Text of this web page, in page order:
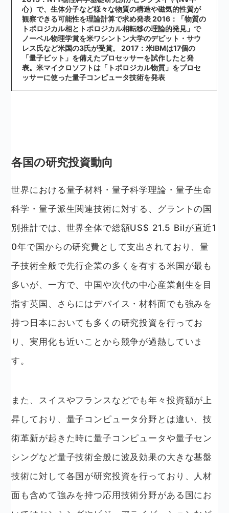
心）で、生体分子など様々な物質の構造や磁気的性質が
観察できる可能性を理論計算で求め発表 2016：「物質の
トポロジカル相とトポロジカル相転移の理論的発見」で
ノーベル物理学賞を米ワシントン大学のデビット・サウ
レス氏など米国の3氏が受賞。 2017：米IBMは17個の
「量子ビット」を備えたプロセッサーを試作したと発
表。米マイクロソフトは「トポロジカル物質」をプロセ
ッサーに使った量子コンピュータ技術を発表
各国の研究投資動向
世界における量子材料・量子科学理論・量子生命
科学・量子派生関連技術に対する、グラントの国
別推計では、世界全体で総額US$ 21.5 Bilが直近1
0年で国からの研究費として支出されており、量
子技術全般で先行企業の多くを有する米国が最も
多いが、一方で、中国や次代の中心産業創生を目
指す英国、さらにはデバイス・材料面でも強みを
持つ日本においても多くの研究投資を行ってお
り、実用化も近いことから競争が過熱していま
す。
また、スイスやフランスなどでも年々投資額が上
昇しており、量子コンピュータ分野とは違い、技
術革新が起きた時に量子コンピュータや量子セン
シングなど量子技術全般に波及効果の大きな基盤
技術に対して各国が研究投資を行っており、人材
面も含めて強みを持つ応用技術分野がある国にお